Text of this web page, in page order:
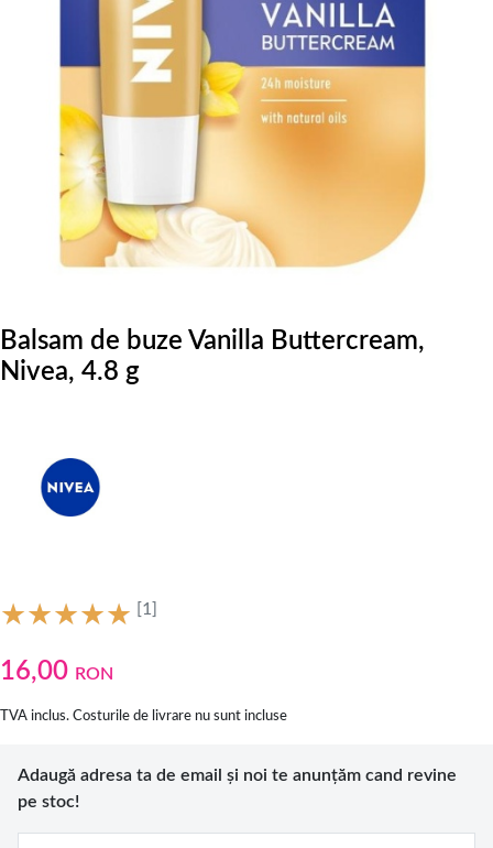
Balsam de buze Vanilla Buttercream,
Nivea, 4.8 g
[1]
16,00 RON
TVA inclus. Costurile de livrare nu sunt incluse
Adaugă adresa ta de email și noi te anunțăm cand revine
pe stoc!